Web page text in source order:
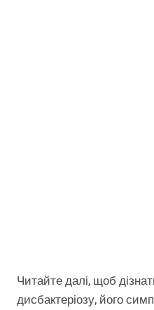
Читайте далі, щоб
дисбактеріозу, його